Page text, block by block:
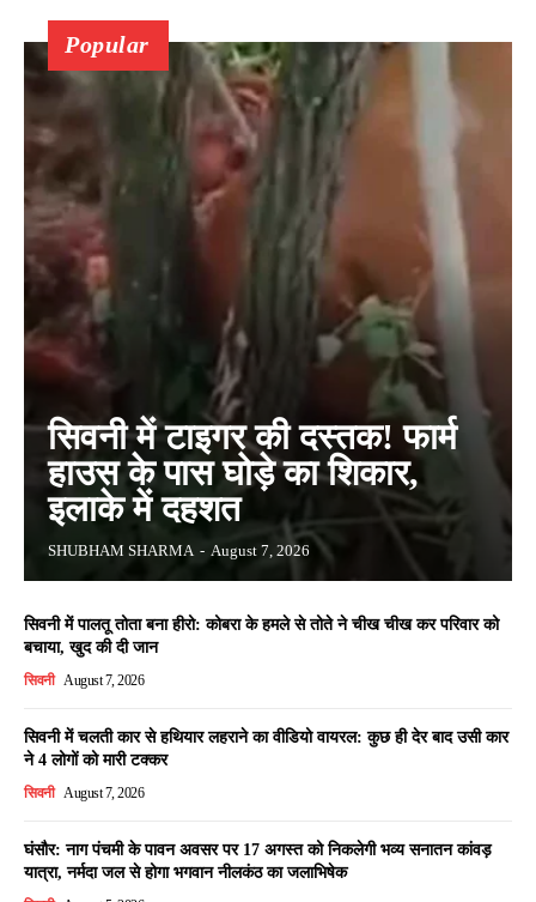
Popular
सिवनी में टाइगर की दस्तक! फार्म
हाउस के पास घोड़े का शिकार,
इलाके में दहशत
SHUBHAM SHARMA - August 7, 2026
सिवनी में पालतू तोता बना हीरो: कोबरा के हमले से तोते ने चीख चीख कर परिवार को
बचाया, खुद की दी जान
सिवनी August 7, 2026
सिवनी में चलती कार से हथियार लहराने का वीडियो वायरल: कुछ ही देर बाद उसी कार
ने 4 लोगों को मारी टक्कर
सिवनी August 7, 2026
घंसौर: नाग पंचमी के पावन अवसर पर 17 अगस्त को निकलेगी भव्य सनातन कांवड़
यात्रा, नर्मदा जल से होगा भगवान नीलकंठ का जलाभिषेक